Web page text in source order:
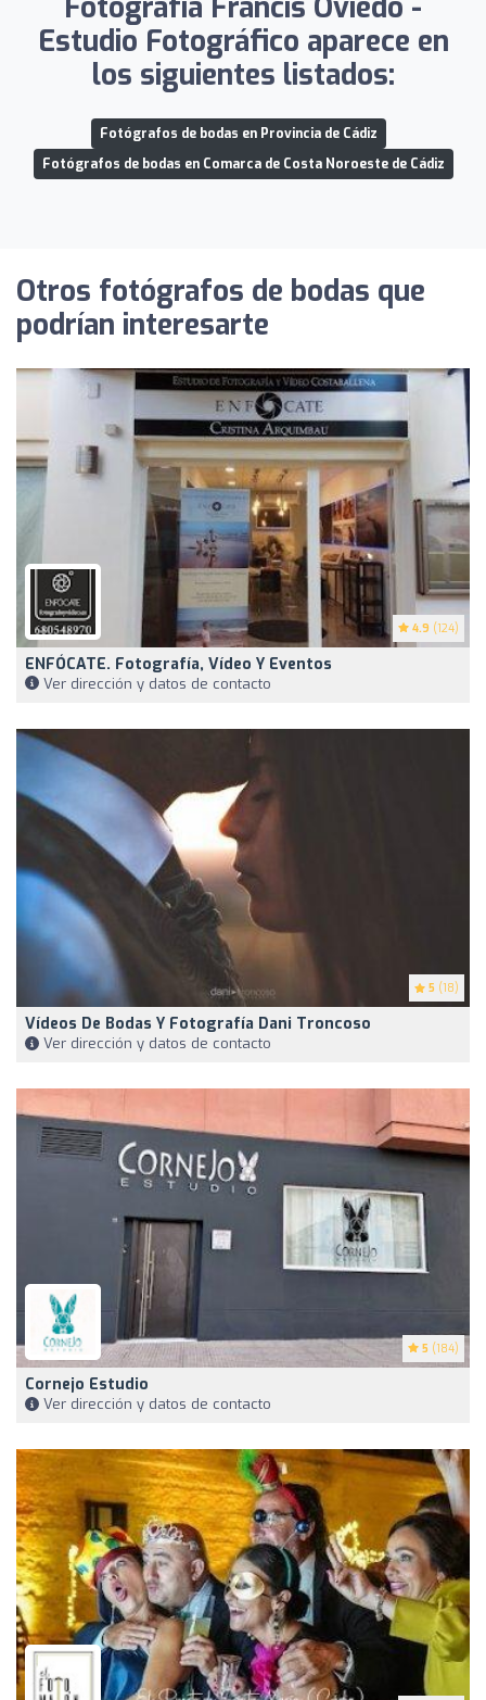
Fotografía Francis Oviedo -
Estudio Fotográfico aparece en
los siguientes listados:
Fotógrafos de bodas en Provincia de Cádiz
Fotógrafos de bodas en Comarca de Costa Noroeste de Cádiz
Otros fotógrafos de bodas que
podrían interesarte
4.9 (124)
ENFÓCATE. Fotografía, Vídeo Y Eventos
Ver dirección y datos de contacto
5 (18)
Vídeos De Bodas Y Fotografía Dani Troncoso
Ver dirección y datos de contacto
5 (184)
Cornejo Estudio
Ver dirección y datos de contacto